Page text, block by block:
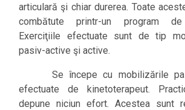
articulară şi chiar durerea. Toate
combătute printr-un program de
Exerciţiile efectuate sunt de tip
pasiv-active şi active.
Se începe cu mobilizările
efectuate de kinetoterapeut.
depune niciun efort. Acestea sunt